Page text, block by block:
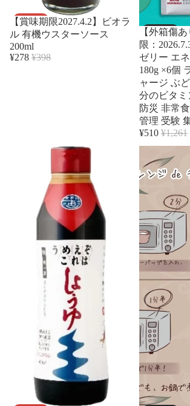
セール
【賞味期限2027.4.2】ビオラ
ル 有機ウスターソース
200ml
¥278 ¥398
売り切れ
【外箱傷
限：
ゼリー エ
180g ×6個
ャージ ぶ
分のビタミ
防災 非常
管理 受験
¥510 ¥1,261
セール 売り切れ